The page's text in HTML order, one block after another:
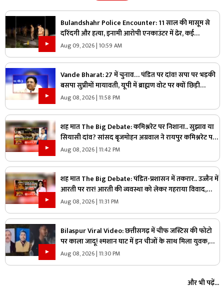
Bulandshahr Police Encounter: 11 साल की मासूम से
दरिंदगी और हत्या, इनामी आरोपी एनकाउंटर में ढेर, कई
पुलिसकर्मी भी घायल
Aug 09, 2026 | 10:59 AM
Vande Bharat: 27 में चुनाव… पंडित पर दांव! सपा पर भड़की
बसपा सुप्रीमों मायावती, यूपी में ब्राह्मण वोट पर क्यों छिड़ी
महाभारत?
Aug 08, 2026 | 11:58 PM
शह मात The Big Debate: कमिश्नरेट पर निशाना.. सुझाव या
सियासी दांव? सांसद बृजमोहन अग्रवाल ने रायपुर कमिश्नरेट पर
उठाए सवाल, क्या वाकई में सिस्टम में सुधार की है जरूरत
Aug 08, 2026 | 11:42 PM
शह मात The Big Debate: पंडित-प्रशासन में तकरार.. उज्जैन में
आरती पर रार! आरती की व्यवस्था को लेकर गहराया विवाद,
आरती के अधिकार को लेकर क्यों उग्र हुए पंडित?
Aug 08, 2026 | 11:31 PM
Bilaspur Viral Video: छत्तीसगढ़ में चीफ जस्टिस की फोटो
पर काला जादू! श्मशान घाट में इन चीजों के साथ मिला युवक,
देखिए ये पूरा वीडियो
Aug 08, 2026 | 11:30 PM
और भी पढ़ें...